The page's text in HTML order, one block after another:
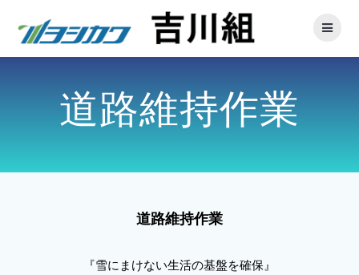
道路維持作業
道路維持作業
『雪にまけない生活の基盤を確保』